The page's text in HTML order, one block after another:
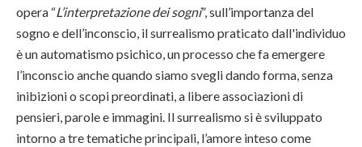
opera “L’interpretazione dei sogni”, sull’importanza del
sogno e dell’inconscio, il surrealismo praticato dall'individuo
è un automatismo psichico, un processo che fa emergere
l’inconscio anche quando siamo svegli dando forma, senza
inibizioni o scopi preordinati, a libere associazioni di
pensieri, parole e immagini. Il surrealismo si è sviluppato
intorno a tre tematiche principali, l’amore inteso come